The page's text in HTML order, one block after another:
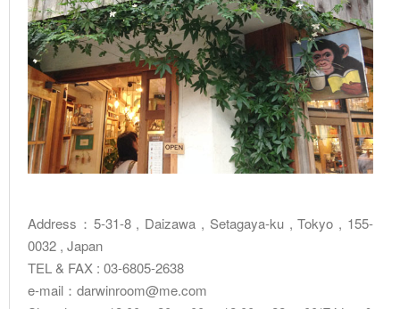
Address：5-31-8 , Daizawa , Setagaya-ku , Tokyo , 155-
0032 , Japan
TEL & FAX : 03-6805-2638
e-mail：darwinroom@me.com